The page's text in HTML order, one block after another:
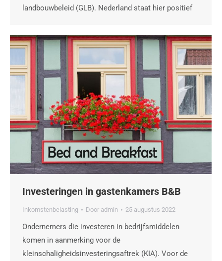
landbouwbeleid (GLB). Nederland staat hier positief
Investeringen in gastenkamers B&B
Inkomstenbelasting Door admin 25 augustus 2022
Ondernemers die investeren in bedrijfsmiddelen
komen in aanmerking voor de
kleinschaligheidsinvesteringsaftrek (KIA). Voor de